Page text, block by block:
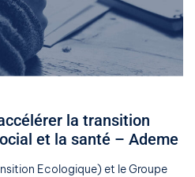
la transition
et la santé – Ademe
Ecologique) et le Groupe